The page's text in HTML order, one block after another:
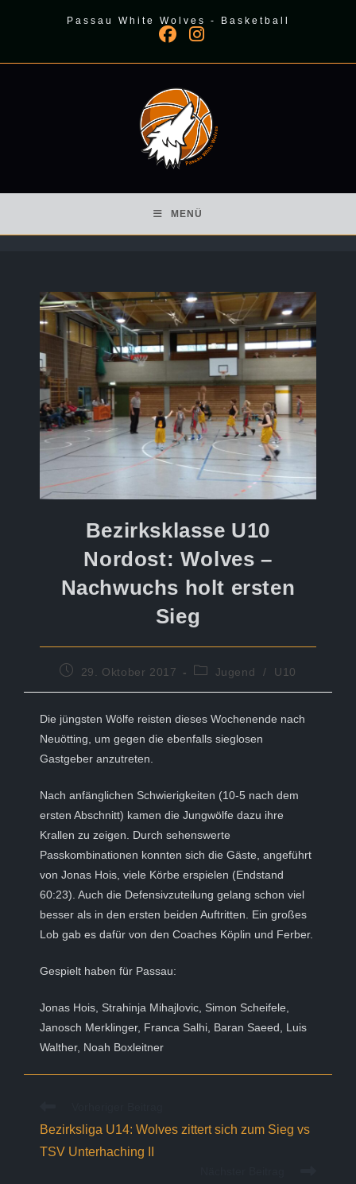
Passau White Wolves - Basketball
MENÜ
Bezirksklasse U10
Nordost: Wolves –
Nachwuchs holt ersten
Sieg
Beitrag29. Oktober 2017
Beitrags-
Jugend / U10
Die jüngsten Wölfe reisten dieses Wochenende nach
Neuötting, um gegen die ebenfalls sieglosen
Gastgeber anzutreten.
Nach anfänglichen Schwierigkeiten (10-5 nach dem
ersten Abschnitt) kamen die Jungwölfe dazu ihre
Krallen zu zeigen. Durch sehenswerte
Passkombinationen konnten sich die Gäste, angeführt
von Jonas Hois, viele Körbe erspielen (Endstand
60:23). Auch die Defensivzuteilung gelang schon viel
besser als in den ersten beiden Auftritten. Ein großes
Lob gab es dafür von den Coaches Köplin und Ferber.
Gespielt haben für Passau:
Jonas Hois, Strahinja Mihajlovic, Simon Scheifele,
Janosch Merklinger, Franca Salhi, Baran Saeed, Luis
Walther, Noah Boxleitner
ansehen
Bezirksliga U14: Wolves zittert sich zum Sieg vs
TSV Unterhaching II